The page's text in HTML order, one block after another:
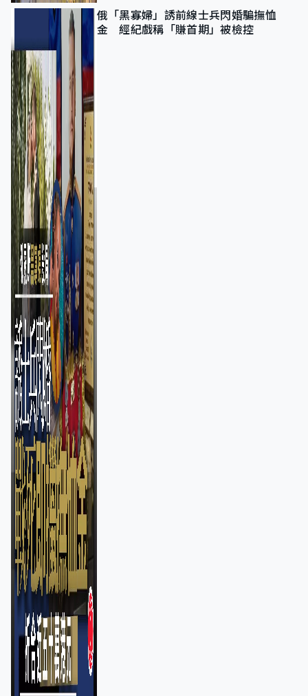
俄「黑寡婦」誘前線士兵閃婚騙撫恤
金 經紀戲稱「賺首期」被檢控